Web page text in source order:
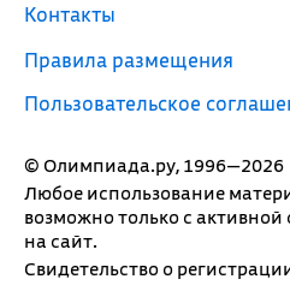
© Олимпиада.ру, 1996—2026
Любое использование
возможно только с активной
на сайт.
Свидетельство о
Контакты
Правила размещения
Пользовательское